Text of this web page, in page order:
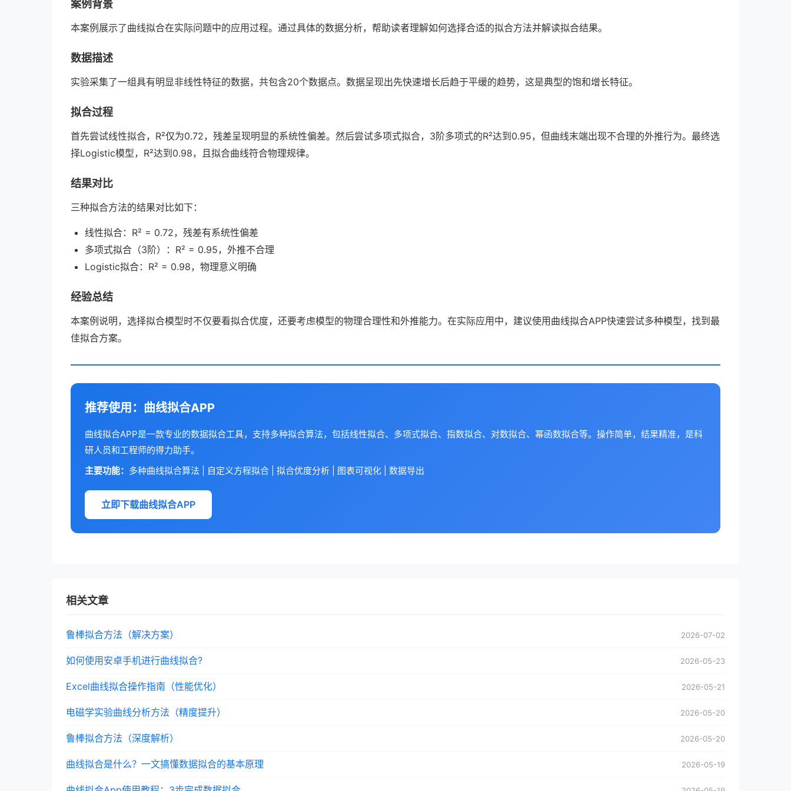
案例背景
本案例展示了曲线拟合在实际问题中的应用过程。通过具体的数据分析，帮助读者理解如何选择合适的拟合方法并解读拟合结果。
数据描述
实验采集了一组具有明显非线性特征的数据，共包含20个数据点。数据呈现出先快速增长后趋于平缓的趋势，这是典型的饱和增长特征。
拟合过程
首先尝试线性拟合，R²仅为0.72，残差呈现明显的系统性偏差。然后尝试多项式拟合，3阶多项式的R²达到0.95，但曲线末端出现不合理的外推行为。最终选
择Logistic模型，R²达到0.98，且拟合曲线符合物理规律。
结果对比
三种拟合方法的结果对比如下：
线性拟合：R² = 0.72，残差有系统性偏差
多项式拟合（3阶）：R² = 0.95，外推不合理
Logistic拟合：R² = 0.98，物理意义明确
经验总结
本案例说明，选择拟合模型时不仅要看拟合优度，还要考虑模型的物理合理性和外推能力。在实际应用中，建议使用曲线拟合APP快速尝试多种模型，找到最
佳拟合方案。
推荐使用：曲线拟合APP
曲线拟合APP是一款专业的数据拟合工具，支持多种拟合算法，包括线性拟合、多项式拟合、指数拟合、对数拟合、幂函数拟合等。操作简单，结果精准，是科
研人员和工程师的得力助手。
主要功能： 多种曲线拟合算法 | 自定义方程拟合 | 拟合优度分析 | 图表可视化 | 数据导出
立即下载曲线拟合APP
相关文章
鲁棒拟合方法（解决方案） 2026-07-02
如何使用安卓手机进行曲线拟合? 2026-05-23
Excel曲线拟合操作指南（性能优化） 2026-05-21
电磁学实验曲线分析方法（精度提升） 2026-05-20
鲁棒拟合方法（深度解析） 2026-05-20
曲线拟合是什么？一文搞懂数据拟合的基本原理 2026-05-19